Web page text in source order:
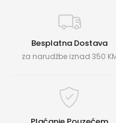
Besplatna Dostava
za narudžbe iznad 350